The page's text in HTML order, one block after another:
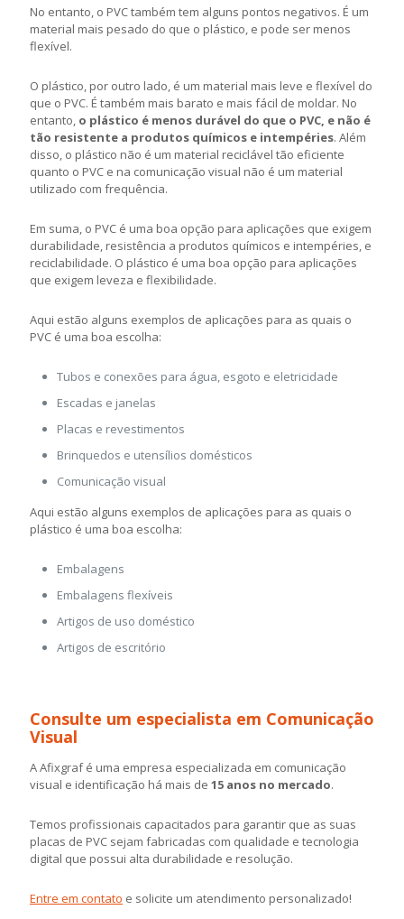
No entanto, o PVC também tem alguns pontos negativos. É um
material mais pesado do que o plástico, e pode ser menos
flexível.
O plástico, por outro lado, é um material mais leve e flexível do
que o PVC. É também mais barato e mais fácil de moldar. No
entanto, o plástico é menos durável do que o PVC, e não é
tão resistente a produtos químicos e intempéries. Além
disso, o plástico não é um material reciclável tão eficiente
quanto o PVC e na comunicação visual não é um material
utilizado com frequência.
Em suma, o PVC é uma boa opção para aplicações que exigem
durabilidade, resistência a produtos químicos e intempéries, e
reciclabilidade. O plástico é uma boa opção para aplicações
que exigem leveza e flexibilidade.
Aqui estão alguns exemplos de aplicações para as quais o
PVC é uma boa escolha:
Tubos e conexões para água, esgoto e eletricidade
Escadas e janelas
Placas e revestimentos
Brinquedos e utensílios domésticos
Comunicação visual
Aqui estão alguns exemplos de aplicações para as quais o
plástico é uma boa escolha:
Embalagens
Embalagens flexíveis
Artigos de uso doméstico
Artigos de escritório
Consulte um especialista em Comunicação
Visual
A Afixgraf é uma empresa especializada em comunicação
visual e identificação há mais de 15 anos no mercado.
Temos profissionais capacitados para garantir que as suas
placas de PVC sejam fabricadas com qualidade e tecnologia
digital que possui alta durabilidade e resolução.
Entre em contato e solicite um atendimento personalizado!